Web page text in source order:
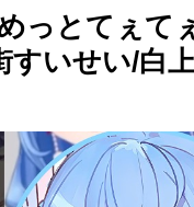
っとてぇて
いせい/白